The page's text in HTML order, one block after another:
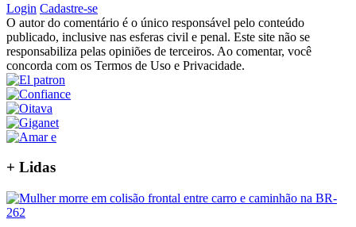
Login Cadastre-se
O autor do comentário é o único responsável pelo conteúdo
publicado, inclusive nas esferas civil e penal. Este site não se
responsabiliza pelas opiniões de terceiros. Ao comentar, você
concorda com os Termos de Uso e Privacidade.
+ Lidas